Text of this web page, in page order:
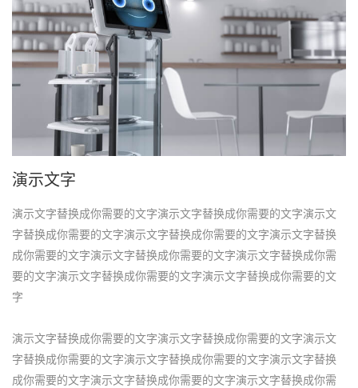
演示文字
演示文字替换成你需要的文字演示文字替换成你需要的文字演示文
字替换成你需要的文字演示文字替换成你需要的文字演示文字替换
成你需要的文字演示文字替换成你需要的文字演示文字替换成你需
要的文字演示文字替换成你需要的文字演示文字替换成你需要的文
字
演示文字替换成你需要的文字演示文字替换成你需要的文字演示文
字替换成你需要的文字演示文字替换成你需要的文字演示文字替换
成你需要的文字演示文字替换成你需要的文字演示文字替换成你需